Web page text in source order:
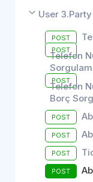
User
POST
POST
Telefon
POST
Telefon
Borç
POST
POST
POST
POST